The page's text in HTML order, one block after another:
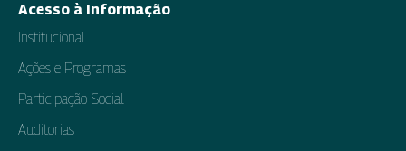
Acesso à Informação
Institucional
Ações e Programas
Participação Social
Auditorias